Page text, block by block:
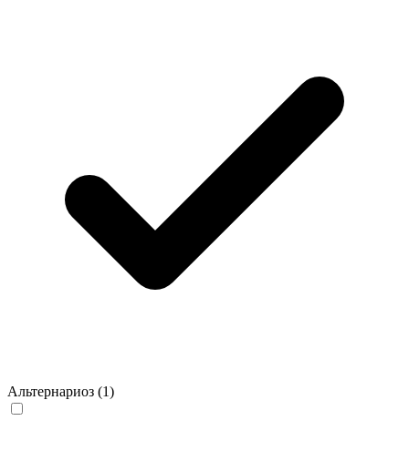
Альтернариоз (1)